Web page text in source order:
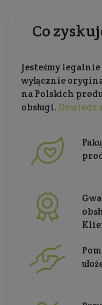
Co
Jesteśmy
wyłącznie
na Polskich
obsługi. Dowiedz